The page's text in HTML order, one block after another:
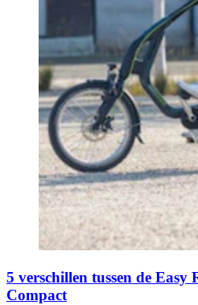
5 verschillen tussen de Easy
Compact